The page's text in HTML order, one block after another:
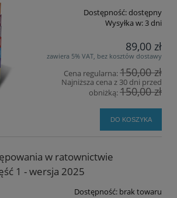
Dostępność:dostępny
Wysyłka w:3 dni
89,00 zł
zawiera 5% VAT, bez kosztów dostawy
Cena regularna:150,00 zł
Najniższa cena z 30 dni przed
obniżką:150,00 zł
DO KOSZYKA
w ratownictwie
1 - wersja 2025
Dostępność: brak towaru